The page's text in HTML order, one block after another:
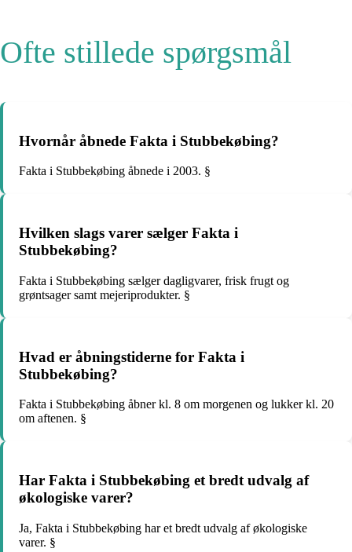
Ofte stillede spørgsmål
Hvornår åbnede Fakta i Stubbekøbing?
Fakta i Stubbekøbing åbnede i 2003. §
Hvilken slags varer sælger Fakta i
Stubbekøbing?
Fakta i Stubbekøbing sælger dagligvarer, frisk frugt og
grøntsager samt mejeriprodukter. §
Hvad er åbningstiderne for Fakta i
Stubbekøbing?
Fakta i Stubbekøbing åbner kl. 8 om morgenen og lukker kl. 20
om aftenen. §
Har Fakta i Stubbekøbing et bredt udvalg af
økologiske varer?
Ja, Fakta i Stubbekøbing har et bredt udvalg af økologiske
varer. §